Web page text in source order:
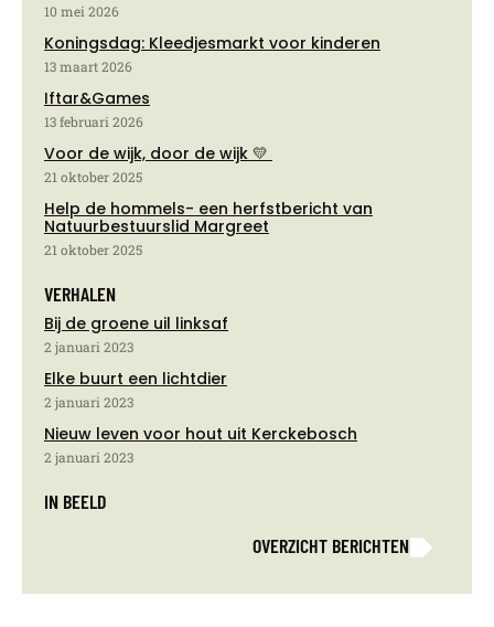
10 mei 2026
Koningsdag: Kleedjesmarkt voor kinderen
13 maart 2026
Iftar&Games
13 februari 2026
Voor de wijk, door de wijk 💛
21 oktober 2025
Help de hommels- een herfstbericht van
Natuurbestuurslid Margreet
21 oktober 2025
VERHALEN
Bij de groene uil linksaf
2 januari 2023
Elke buurt een lichtdier
2 januari 2023
Nieuw leven voor hout uit Kerckebosch
2 januari 2023
IN BEELD
OVERZICHT BERICHTEN